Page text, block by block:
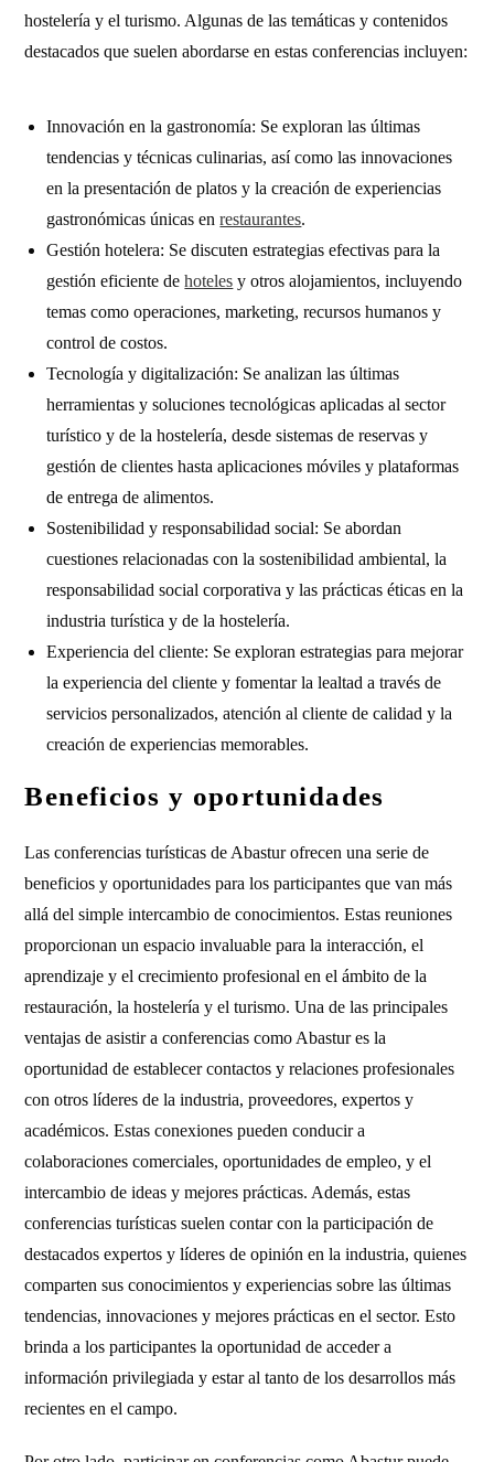
hostelería y el turismo. Algunas de las temáticas y contenidos
destacados que suelen abordarse en estas conferencias incluyen:
Innovación en la gastronomía: Se exploran las últimas
tendencias y técnicas culinarias, así como las innovaciones
en la presentación de platos y la creación de experiencias
gastronómicas únicas enrestaurantes.
Gestión hotelera: Se discuten estrategias efectivas para la
gestión eficiente dehoteles y otros alojamientos, incluyendo
temas como operaciones, marketing, recursos humanos y
control de costos.
Tecnología y digitalización: Se analizan las últimas
herramientas y soluciones tecnológicas aplicadas al sector
turístico y de la hostelería, desde sistemas de reservas y
gestión de clientes hasta aplicaciones móviles y plataformas
de entrega de alimentos.
Sostenibilidad y responsabilidad social: Se abordan
cuestiones relacionadas con la sostenibilidad ambiental, la
responsabilidad social corporativa y las prácticas éticas en la
industria turística y de la hostelería.
Experiencia del cliente: Se exploran estrategias para mejorar
la experiencia del cliente y fomentar la lealtad a través de
servicios personalizados, atención al cliente de calidad y la
creación de experiencias memorables.
Beneficios y oportunidades
Las conferencias turísticas de Abastur ofrecen una serie de
beneficios y oportunidades para los participantes que van más
allá del simple intercambio de conocimientos. Estas reuniones
proporcionan un espacio invaluable para la interacción, el
aprendizaje y el crecimiento profesional en el ámbito de la
restauración, la hostelería y el turismo. Una de las principales
ventajas de asistir a conferencias como Abastur es la
oportunidad de establecer contactos y relaciones profesionales
con otros líderes de la industria, proveedores, expertos y
académicos. Estas conexiones pueden conducir a
colaboraciones comerciales, oportunidades de empleo, y el
intercambio de ideas y mejores prácticas. Además, estas
conferencias turísticas suelen contar con la participación de
destacados expertos y líderes de opinión en la industria, quienes
comparten sus conocimientos y experiencias sobre las últimas
tendencias, innovaciones y mejores prácticas en el sector. Esto
brinda a los participantes la oportunidad de acceder a
información privilegiada y estar al tanto de los desarrollos más
recientes en el campo.